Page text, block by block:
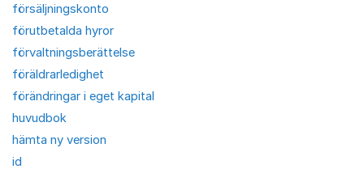
försäljningskonto
förutbetalda hyror
förvaltningsberättelse
föräldrarledighet
förändringar i eget kapital
huvudbok
hämta ny version
id